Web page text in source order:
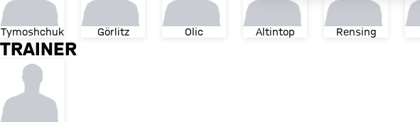
Tymoshchuk Görlitz Olic Altintop Rensing
TRAINER